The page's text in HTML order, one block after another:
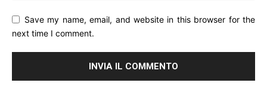
Save my name, email, and website in this browser for the
next time I comment.